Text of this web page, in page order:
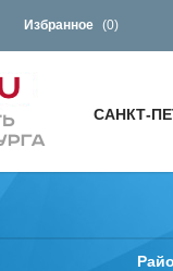
Избранное (0)
САНКТ-